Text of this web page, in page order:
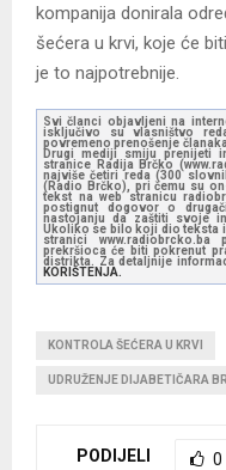
kompanija donirala
šećera u krvi, koje će
je to najpotrebnije.
Svi članci objavljeni na
isključivo su vlasništvo
povremeno prenošenje
Drugi mediji smiju prenijeti
stranice Radija Brčko
najviše četiri reda (300
(Radio Brčko), pri čemu su
tekst na web stranicu
postignut dogovor o
nastojanju da zaštiti svoje
Ukoliko se bilo koji dio teksta
stranici
prekršioca će biti pokrenut
distrikta. Za detaljnije
KORIŠTENJA.
KONTROLA ŠEĆERA U KRVI
UDRUŽENJE DIJABETIČARA
PODIJELI 0